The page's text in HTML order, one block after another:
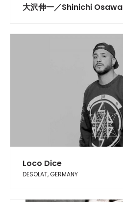
大沢伸一／Shinichi Osawa
Loco Dice
DESOLAT, GERMANY